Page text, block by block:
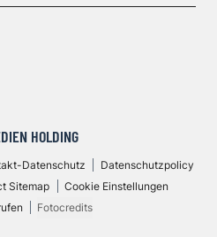
HOLDING
Datenschutz
Datenschutzpolicy
Sitemap
Cookie Einstellungen
Fotocredits